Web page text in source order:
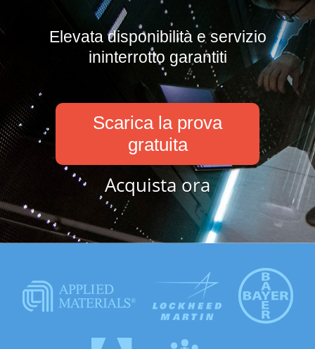
Elevata disponibilità e servizio
ininterrotto garantiti
Scarica la prova
gratuita
Acquista ora